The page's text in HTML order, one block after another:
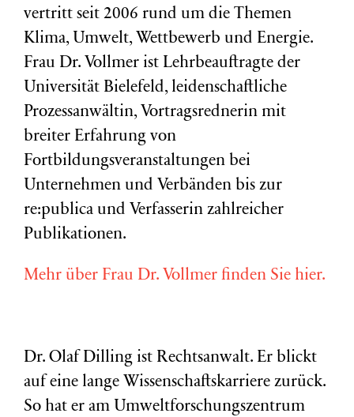
vertritt seit 2006 rund um die Themen
Klima, Umwelt, Wettbewerb und Energie.
Frau Dr. Vollmer ist Lehrbeauftragte der
Universität Bielefeld, leidenschaftliche
Prozessanwältin, Vortragsrednerin mit
breiter Erfahrung von
Fortbildungsveranstaltungen bei
Unternehmen und Verbänden bis zur
re:publica und Verfasserin zahlreicher
Publikationen.
Mehr über Frau Dr. Vollmer finden Sie hier.
Dr. Olaf Dilling ist Rechtsanwalt. Er blickt
auf eine lange Wissenschaftskarriere zurück.
So hat er am Umweltforschungszentrum